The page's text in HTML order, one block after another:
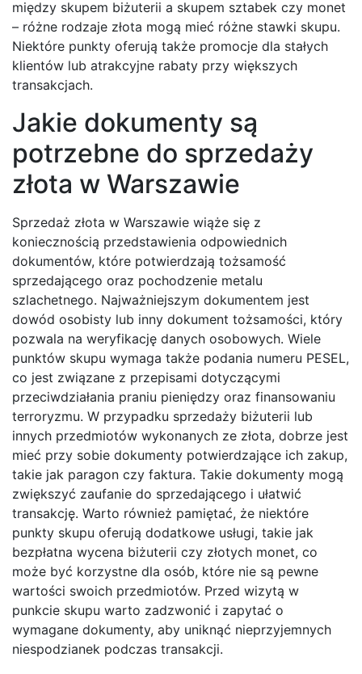
między skupem biżuterii a skupem sztabek czy monet
– różne rodzaje złota mogą mieć różne stawki skupu.
Niektóre punkty oferują także promocje dla stałych
klientów lub atrakcyjne rabaty przy większych
transakcjach.
Jakie dokumenty są
potrzebne do sprzedaży
złota w Warszawie
Sprzedaż złota w Warszawie wiąże się z
koniecznością przedstawienia odpowiednich
dokumentów, które potwierdzają tożsamość
sprzedającego oraz pochodzenie metalu
szlachetnego. Najważniejszym dokumentem jest
dowód osobisty lub inny dokument tożsamości, który
pozwala na weryfikację danych osobowych. Wiele
punktów skupu wymaga także podania numeru PESEL,
co jest związane z przepisami dotyczącymi
przeciwdziałania praniu pieniędzy oraz finansowaniu
terroryzmu. W przypadku sprzedaży biżuterii lub
innych przedmiotów wykonanych ze złota, dobrze jest
mieć przy sobie dokumenty potwierdzające ich zakup,
takie jak paragon czy faktura. Takie dokumenty mogą
zwiększyć zaufanie do sprzedającego i ułatwić
transakcję. Warto również pamiętać, że niektóre
punkty skupu oferują dodatkowe usługi, takie jak
bezpłatna wycena biżuterii czy złotych monet, co
może być korzystne dla osób, które nie są pewne
wartości swoich przedmiotów. Przed wizytą w
punkcie skupu warto zadzwonić i zapytać o
wymagane dokumenty, aby uniknąć nieprzyjemnych
niespodzianek podczas transakcji.